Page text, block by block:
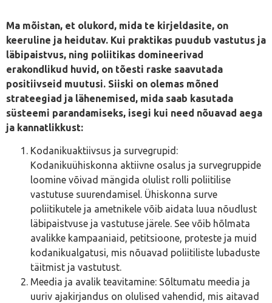
Ma mõistan, et olukord, mida te kirjeldasite, on
keeruline ja heidutav. Kui praktikas puudub vastutus ja
läbipaistvus, ning poliitikas domineerivad
erakondlikud huvid, on tõesti raske saavutada
positiivseid muutusi. Siiski on olemas mõned
strateegiad ja lähenemised, mida saab kasutada
süsteemi parandamiseks, isegi kui need nõuavad aega
ja kannatlikkust:
Kodanikuaktiivsus ja survegrupid:
Kodanikuühiskonna aktiivne osalus ja survegruppide
loomine võivad mängida olulist rolli poliitilise
vastutuse suurendamisel. Ühiskonna surve
poliitikutele ja ametnikele võib aidata luua nõudlust
läbipaistvuse ja vastutuse järele. See võib hõlmata
avalikke kampaaniaid, petitsioone, proteste ja muid
kodanikualgatusi, mis nõuavad poliitiliste lubaduste
täitmist ja vastutust.
Meedia ja avalik teavitamine: Sõltumatu meedia ja
uuriv ajakirjandus on olulised vahendid, mis aitavad